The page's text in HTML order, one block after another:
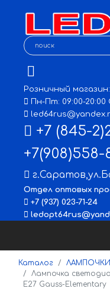
Розничный магазин:
Пн-Пт: 09:00-20:00
+7 (845-
+7(908)558-
г.Саратов,
Отдел оптовых
+7 (937) 023-71-24
Каталог ЛАМПОЧКИ
Лампочка
E27 Gauss-Elementary